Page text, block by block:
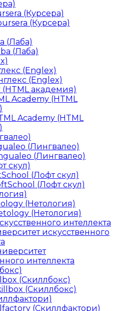
(Курсера)
(Курсера)
(Лаба)
(Лаба)
(Englex)
(Englex)
(HTML академия)
Academy (HTML
Academy (HTML
(Лингвалео)
(Лингвалео)
скул)
(Лофт скул)
(Лофт скул)
(Нетология)
(Нетология)
интеллекта
искусственного
интеллекта
(Скиллбокс)
(Скиллбокс)
(Скиллфактори)